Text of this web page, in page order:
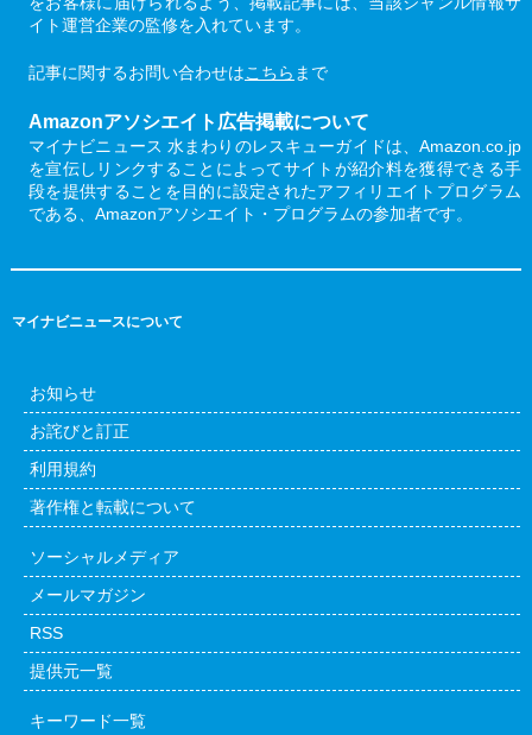
イト運営企業の監修を入れています。
記事に関するお問い合わせはこちら まで
Amazonアソシエイト広告掲載について
マイナビニュース 水まわりのレスキューガイドは、Amazon.co.jp
を宣伝しリンクすることによってサイトが紹介料を獲得できる手
段を提供することを目的に設定されたアフィリエイトプログラム
である、Amazonアソシエイト・プログラムの参加者です。
マイナビニュースについて
お知らせ
お詫びと訂正
利用規約
著作権と転載について
ソーシャルメディア
メールマガジン
RSS
提供元一覧
キーワード一覧